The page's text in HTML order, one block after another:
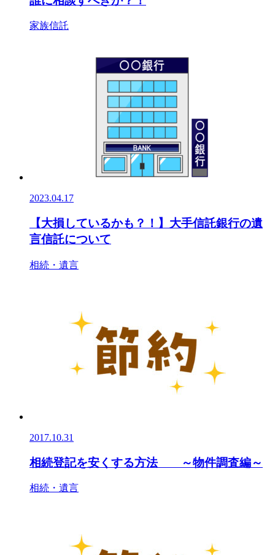
家族信託
2023.04.17
【大損しているかも？！】大手信託銀行の遺
言信託について
相続・遺言
2017.10.31
相続登記を安くする方法 ～物件調査編～
相続・遺言